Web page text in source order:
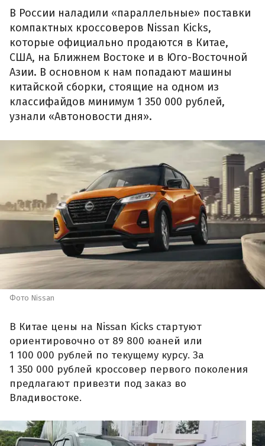
В России наладили «параллельные» поставки
компактных кроссоверов Nissan Kicks,
которые официально продаются в Китае,
США, на Ближнем Востоке и в Юго-Восточной
Азии. В основном к нам попадают машины
китайской сборки, стоящие на одном из
классифайдов минимум 1 350 000 рублей,
узнали «Автоновости дня».
Фото Nissan
В Китае цены на Nissan Kicks стартуют
ориентировочно от 89 800 юаней или
1 100 000 рублей по текущему курсу. За
1 350 000 рублей кроссовер первого поколения
предлагают привезти под заказ во
Владивостоке.